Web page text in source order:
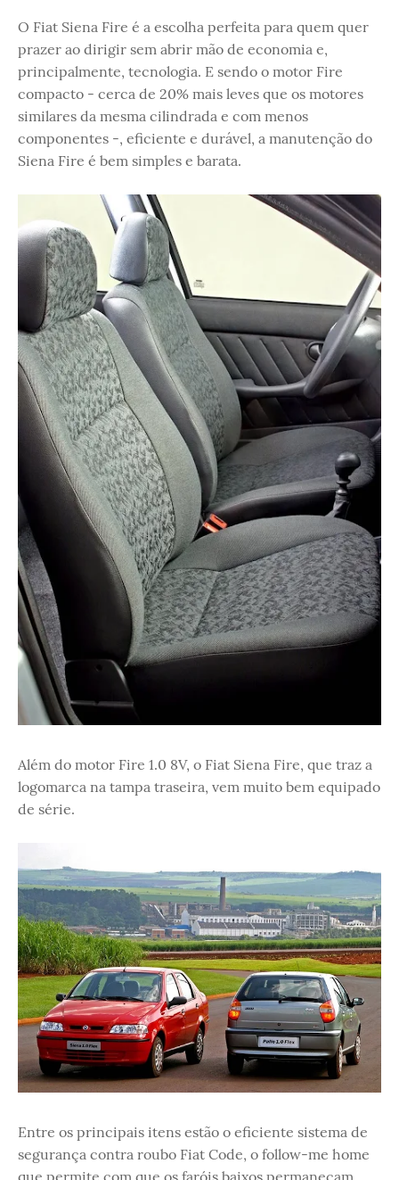
O Fiat Siena Fire é a escolha perfeita para quem quer
prazer ao dirigir sem abrir mão de economia e,
principalmente, tecnologia. E sendo o motor Fire
compacto - cerca de 20% mais leves que os motores
similares da mesma cilindrada e com menos
componentes -, eficiente e durável, a manutenção do
Siena Fire é bem simples e barata.
Além do motor Fire 1.0 8V, o Fiat Siena Fire, que traz a
logomarca na tampa traseira, vem muito bem equipado
de série.
Entre os principais itens estão o eficiente sistema de
segurança contra roubo Fiat Code, o follow-me home